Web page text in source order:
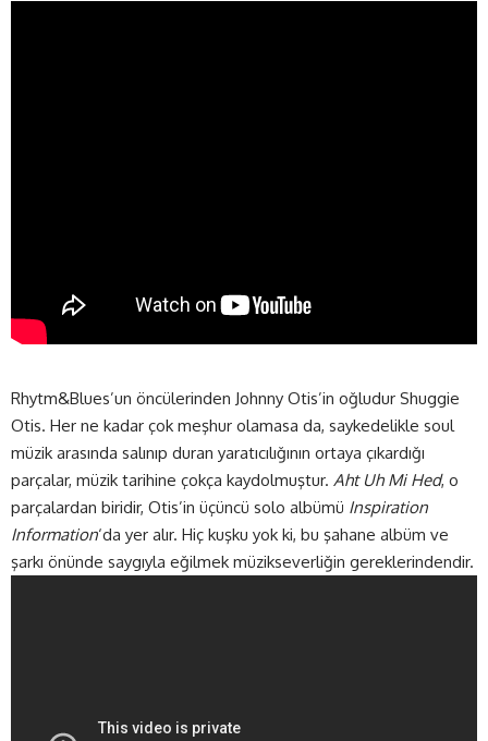
Rhytm&Blues’un öncülerinden Johnny Otis’in oğludur Shuggie
Otis. Her ne kadar çok meşhur olamasa da, saykedelikle soul
müzik arasında salınıp duran yaratıcılığının ortaya çıkardığı
parçalar, müzik tarihine çokça kaydolmuştur. Aht Uh Mi Hed, o
parçalardan biridir, Otis’in üçüncü solo albümü Inspiration
Information‘da yer alır. Hiç kuşku yok ki, bu şahane albüm ve
şarkı önünde saygıyla eğilmek müzikseverliğin gereklerindendir.